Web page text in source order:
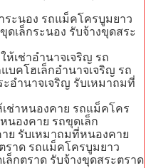
ระนอง รถแม็คโครบูมยาว
ดเล็กระนอง รับจ้างขุดสระ
เช่าอำนาจเจริญ รถ
บคโฮเล็กอำนาจเจริญ รถ
อำนาจเจริญ รับเหมาถมที่
ช่าหนองคาย รถแม็คโคร
นองคาย รถขุดเล็ก
ย รับเหมาถมที่หนองคาย
ราด รถแม็คโครบูมยาว
ล็กตราด รับจ้างขุดสระตราด